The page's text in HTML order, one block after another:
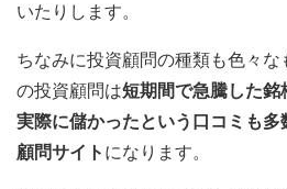
いたりします。
ちなみに投資顧問の種類も色々
の投資顧問は短期間で急騰した銘
実際に儲かったという口コミも
顧問サイト になります。